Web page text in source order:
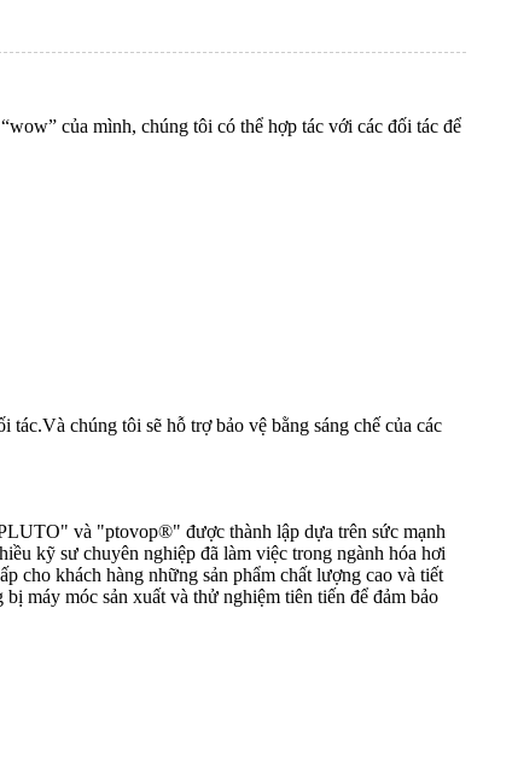
của mình, chúng tôi có thể hợp tác với các đối tác để
chúng tôi sẽ hỗ trợ bảo vệ bằng sáng chế của các
và "ptovop®" được thành lập dựa trên sức mạnh
kỹ sư chuyên nghiệp đã làm việc trong ngành hóa hơi
cho khách hàng những sản phẩm chất lượng cao và tiết
máy móc sản xuất và thử nghiệm tiên tiến để đảm bảo